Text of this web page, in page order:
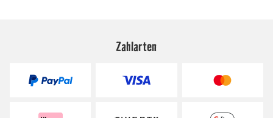
Zahlarten